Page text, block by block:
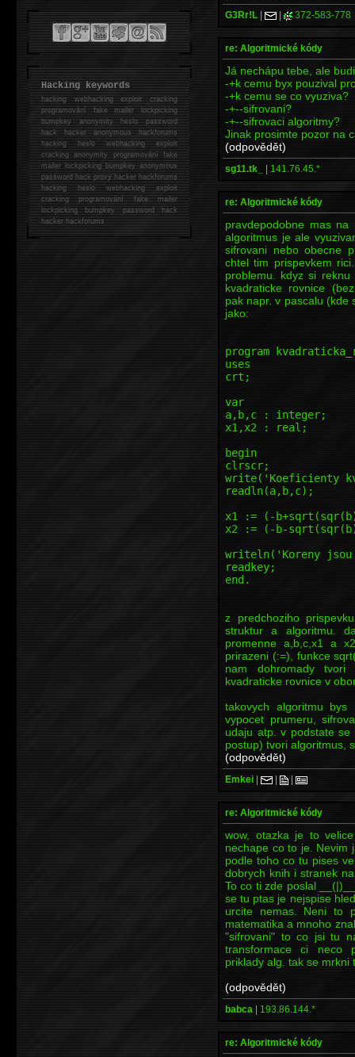
G3Rr!L | | 372-583-778
re: Algoritmické kódy
Já nechápu tebe, ale
-+k cemu byx pouzival
-+k cemu se co vyuziva?
-+--sifrovani?
-+--sifrovaci algoritmy?
Jinak prosimte pozor na
(odpovědět)
sg11.tk_ | 141.76.45.*
re: Algoritmické kódy
pravdepodobne mas na
algoritmus je ale
sifrovani nebo obecne
chtel tim prispevkem
problemu. kdyz si
kvadraticke rovnice
pak napr. v pascalu (kde
jako:
program
uses
crt;
var
a,b,c : integer;
x1,x2 : real;
begin
clrscr;
write('Koeficienty
readln(a,b,c);
x1 := (-
x2 := (-b-
writeln('Koreny
readkey;
end.
z predchoziho
struktur a algoritmu.
promenne a,b,c,x1 a
prirazeni (:=), funkce
nam dohromady
kvadraticke rovnice v
takovych algoritmu bys
vypocet prumeru,
udaju atp. v podstate se
postup) tvori algoritmus,
(odpovědět)
Emkei | | |
re: Algoritmické kódy
wow, otazka je to
nechape co to je. Nevim
podle toho co tu pises
dobrych knih i stranek
To co ti zde poslal
se tu ptas je nejspise
urcite nemas. Neni to
matematika a mnoho
"sifrovani" to co jsi tu
transformace ci neco
priklady alg. tak se mrkni
(odpovědět)
babca | 193.86.144.*
re: Algoritmické kódy
Hacking keywords
hackingwebhacking exploit cracking
programování fake mailer lockpicking
bumpkey anonymity heslo password
hackhacker anonymous hackforums
hackingheslo webhacking exploit
cracking anonymity programování fake
mailer lockpicking bumpkey anonymous
password hack proxy hacker hackforums
hacking heslo webhacking exploit
cracking programování fake mailer
lockpicking bumpkey password hack
hackerhackforums